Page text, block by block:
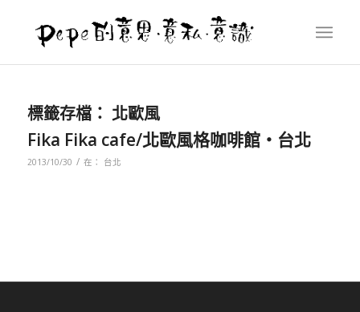
標籤存檔： 北歐風
Fika Fika cafe/北歐風格咖啡館‧台北
2013/10/30 / 在： 台北